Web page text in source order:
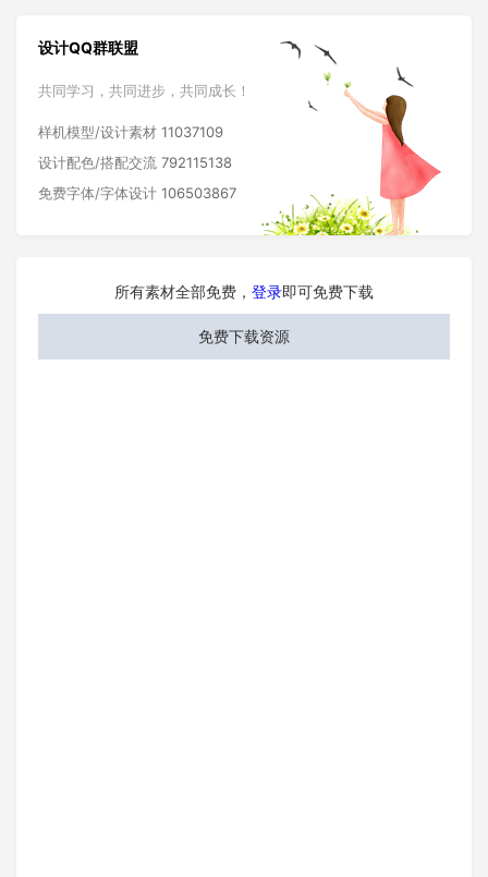
设计QQ群联盟
共同学习，共同进步，共同成长！
样机模型/设计素材 11037109
设计配色/搭配交流 792115138
免费字体/字体设计 106503867
所有素材全部免费， 登录即可免费下载
免费下载资源